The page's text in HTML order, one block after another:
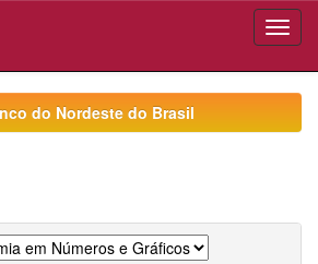
do Nordeste do Brasil